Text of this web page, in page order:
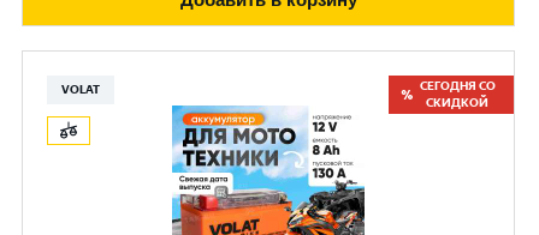
VOLAT
СЕГОДНЯ СО
СКИДКОЙ